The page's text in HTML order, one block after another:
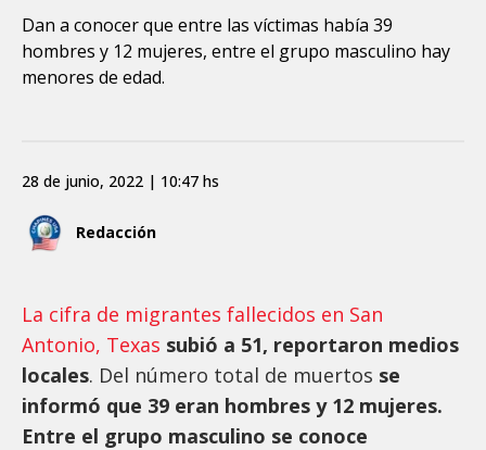
Dan a conocer que entre las víctimas había 39
hombres y 12 mujeres, entre el grupo masculino hay
menores de edad.
Redacción
28 de junio, 2022 | 10:47 hs
La cifra de migrantes fallecidos en San
Antonio, Texas subió a 51, reportaron medios
locales. Del número total de muertos se
informó que 39 eran hombres y 12 mujeres.
Entre el grupo masculino se conoce